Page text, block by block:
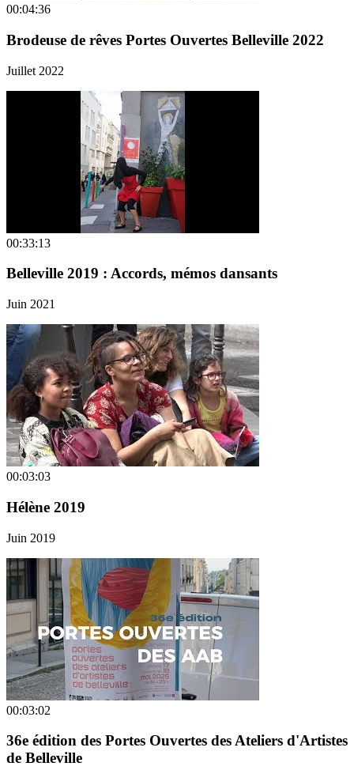
00:04:36
Brodeuse de rêves Portes Ouvertes Belleville 2022
Juillet 2022
00:33:13
Belleville 2019 : Accords, mémos dansants
Juin 2021
00:03:03
Hélène 2019
Juin 2019
00:03:02
36e édition des Portes Ouvertes des Ateliers d'Artistes
de Belleville